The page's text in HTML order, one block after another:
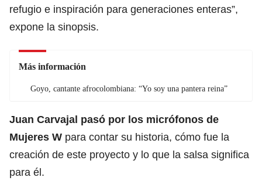
refugio e inspiración para generaciones enteras”,
expone la sinopsis.
Más información
Goyo, cantante afrocolombiana: “Yo soy una pantera reina”
Juan Carvajal pasó por los micrófonos de
Mujeres W para contar su historia, cómo fue la
creación de este proyecto y lo que la salsa significa
para él.